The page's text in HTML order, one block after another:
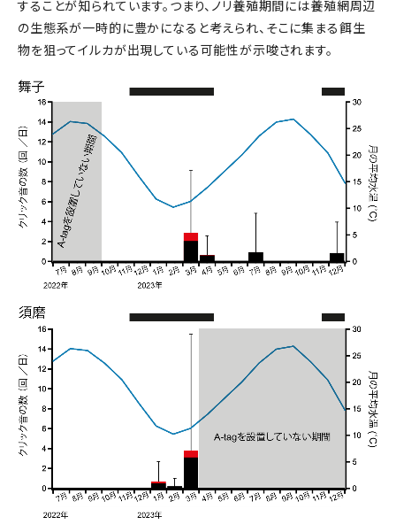
することが知られています。つまり、ノリ養殖期間には養殖網周辺
の生態系が一時的に豊かになると考えられ、そこに集まる餌生
物を狙ってイルカが出現している可能性が示唆されます。